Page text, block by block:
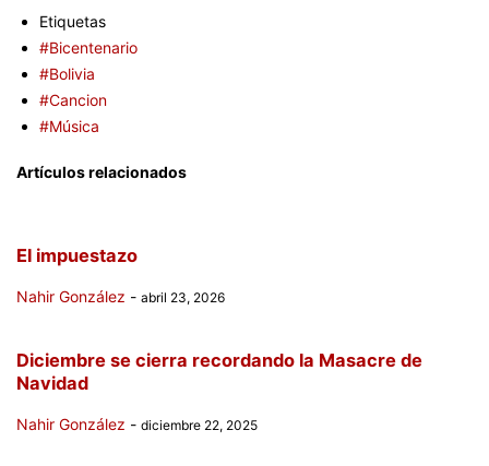
Etiquetas
#Bicentenario
#Bolivia
#Cancion
#Música
Artículos relacionados
El impuestazo
Nahir González - abril 23, 2026
Diciembre se cierra recordando la Masacre de
Navidad
Nahir González - diciembre 22, 2025